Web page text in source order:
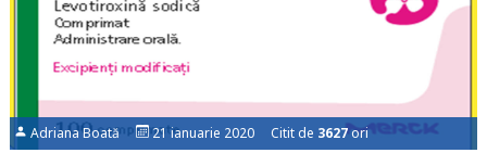
Adriana Boată 21 ianuarie 2020 Citit de 3627ori